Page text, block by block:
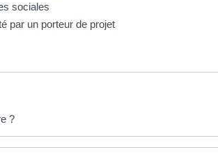
sociales
par un porteur de projet
?